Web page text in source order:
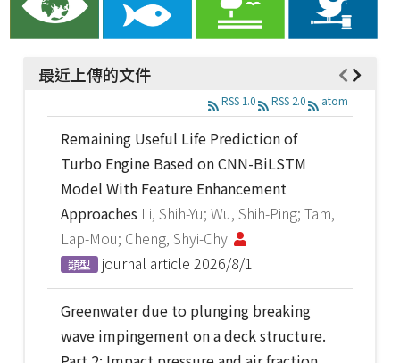
最近上傳的文件
RSS 1.0 RSS 2.0 atom
Remaining Useful Life Prediction of
Turbo Engine Based on CNN-BiLSTM
Model With Feature Enhancement
Approaches Li, Shih-Yu; Wu, Shih-Ping; Tam,
Lap-Mou; Cheng, Shyi-Chyi
類型 journal article 2026/8/1
Greenwater due to plunging breaking
wave impingement on a deck structure.